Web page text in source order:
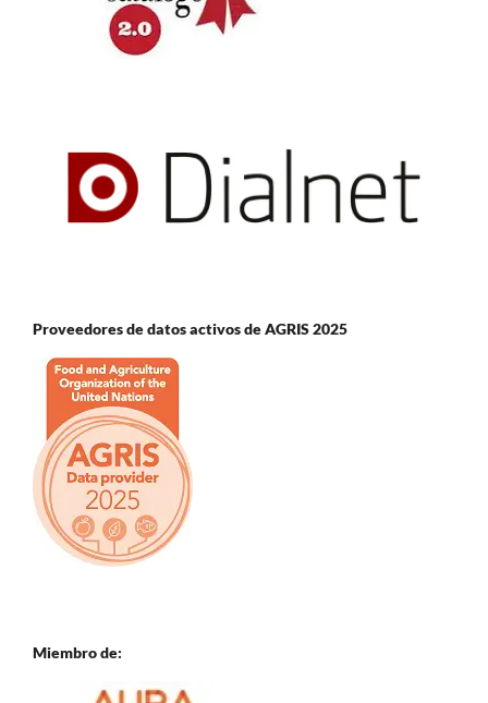
Proveedores de datos activos de AGRIS 2025
Miembro de: